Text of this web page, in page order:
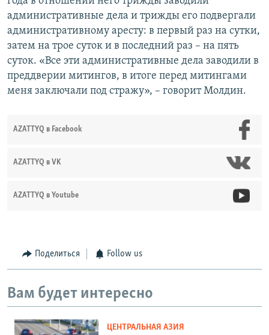
административные дела и трижды его подвергали
административному аресту: в первый раз на сутки,
затем на трое суток и в последний раз – на пять
суток. «Все эти административные дела заводили в
преддверии митингов, в итоге перед митингами
меня заключали под стражу», – говорит Молдин.
AZATTYQ в Facebook
AZATTYQ в VK
AZATTYQ в Youtube
Поделиться Follow us
Вам будет интересно
ЦЕНТРАЛЬНАЯ АЗИЯ